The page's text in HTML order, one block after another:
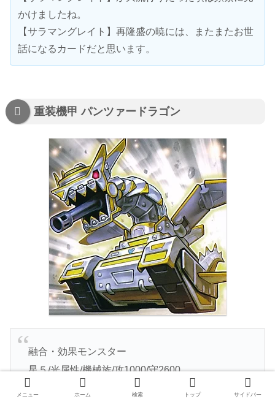
かけましたね。
【サラマングレイト】再隆盛の暁には、またまたお世
話になるカードだと思います。
重装機甲 パンツァードラゴン
融合・効果モンスター
星５/光属性/機械族/攻1000/守2600
機械族モンスター＋ドラゴン族モンスター
メニュー ホーム 検索 トップ サイドバー